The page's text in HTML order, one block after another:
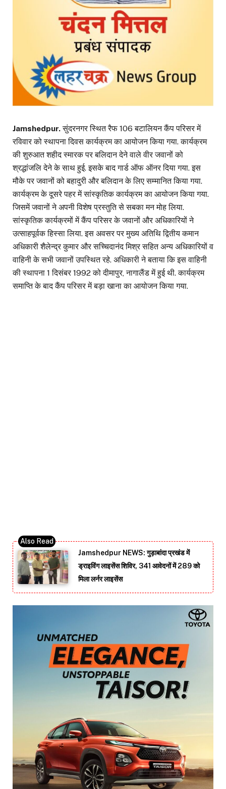
Jamshedpur.सुंदरनगर स्थित रैफ 106 बटालियन कैंप परिसर में
रविवार को स्थापना दिवस कार्यक्रम का आयोजन किया गया. कार्यक्रम
की शुरुआत शहीद स्मारक पर बलिदान देने वाले वीर जवानों को
श्रद्धांजलि देने के साथ हुई. इसके बाद गार्ड ऑफ ऑनर दिया गया. इस
मौके पर जवानों को बहादुरी और बलिदान के लिए सम्मानित किया गया.
कार्यक्रम के दूसरे पहर में सांस्कृतिक कार्यक्रम का आयोजन किया गया.
जिसमें जवानों ने अपनी विशेष प्रस्तुति से सबका मन मोह लिया.
सांस्कृतिक कार्यक्रमों में कैंप परिसर के जवानों और अधिकारियों ने
उत्साहपूर्वक हिस्सा लिया. इस अवसर पर मुख्य अतिथि द्वितीय कमान
अधिकारी शैलेन्द्र कुमार और सच्चिदानंद मिश्र सहित अन्य अधिकारियों व
वाहिनी के सभी जवानों उपस्थित रहे. अधिकारी ने बताया कि इस वाहिनी
की स्थापना 1 दिसंबर 1992 को दीमापुर, नागालैंड में हुई थी. कार्यक्रम
समाप्ति के बाद कैंप परिसर में बड़ा खाना का आयोजन किया गया.
Jamshedpur NEWS: गुड़ाबांदा प्रखंड में
ड्राइविंग लाइसेंस शिविर, 341 आवेदनों में 289 को
मिला लर्नर लाइसेंस